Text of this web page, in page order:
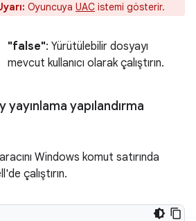
Oyuncuya UAC istemi gösterir.
"false": Yürütülebilir dosyayı
mevcut kullanıcı olarak çalıştırın.
yayınlama yapılandırma
Windows komut satırında
çalıştırın.